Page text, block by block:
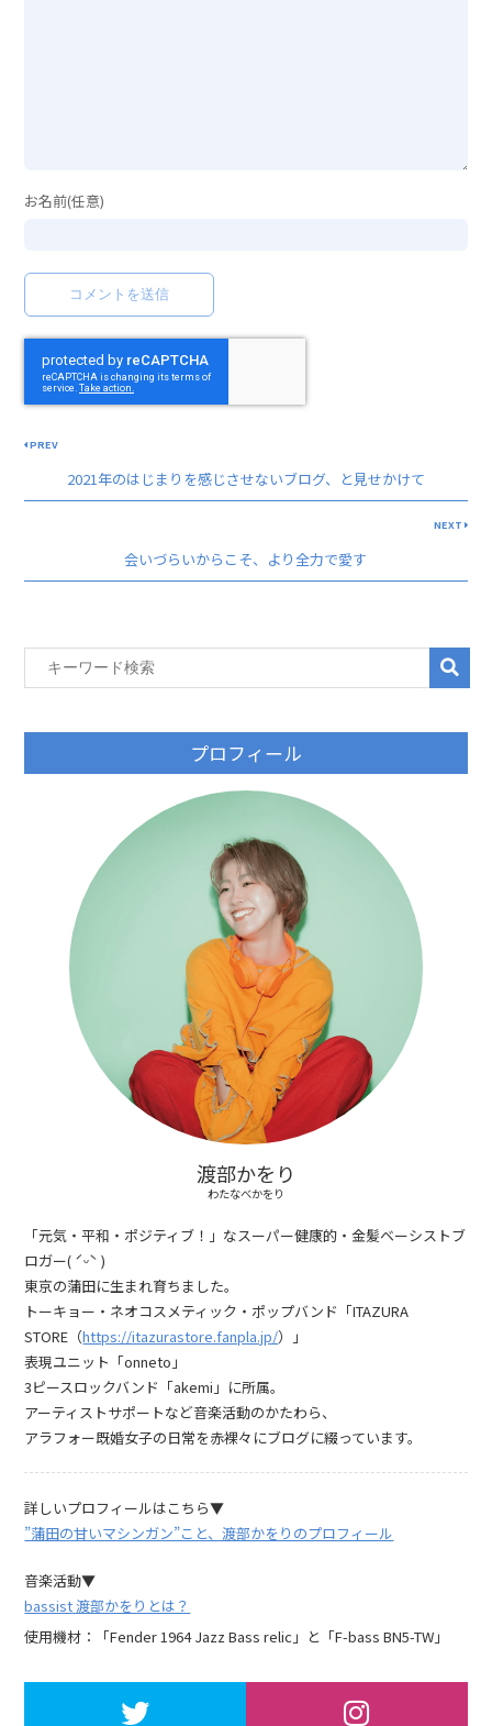
お名前(任意)
PREV
2021年のはじまりを感じさせないブログ、と見せかけて
NEXT
会いづらいからこそ、より全力で愛す
プロフィール
渡部かをり
わたなべかをり
「元気・平和・ポジティブ！」なスーパー健康的・金髪ベーシストブ
ロガー( ˊᵕˋ )
東京の蒲田に生まれ育ちました。
トーキョー・ネオコスメティック・ポップバンド「ITAZURA
STORE（https://itazurastore.fanpla.jp/）」
表現ユニット「onneto」
3ピースロックバンド「akemi」に所属。
アーティストサポートなど音楽活動のかたわら、
アラフォー既婚女子の日常を赤裸々にブログに綴っています。
詳しいプロフィールはこちら▼
”蒲田の甘いマシンガン”こと、渡部かをりのプロフィール
音楽活動▼
bassist 渡部かをりとは？
使用機材：「Fender 1964 Jazz Bass relic」と「F-bass BN5-TW」